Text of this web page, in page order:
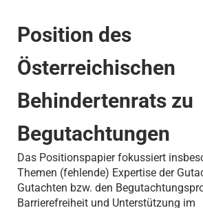
Position des
Österreichischen
Behindertenrats zu
Begutachtungen
Das Positionspapier fokussiert
Themen (fehlende) Expertise der
Gutachten bzw. den
Barrierefreiheit und Unterstützung im